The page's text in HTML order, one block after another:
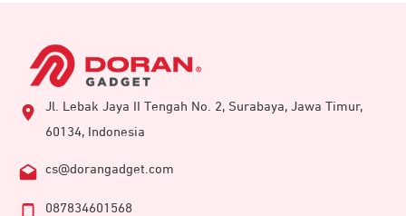
Jl. Lebak Jaya II Tengah No. 2, Surabaya, Jawa Timur,
60134, Indonesia
cs@dorangadget.com
087834601568